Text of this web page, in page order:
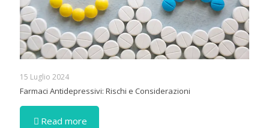
15 Luglio 2024
Farmaci Antidepressivi: Rischi e Considerazioni
Read more